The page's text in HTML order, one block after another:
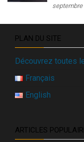
septembre
PLAN DU SITE
Découvrez toutes
Français
English
ARTICLES